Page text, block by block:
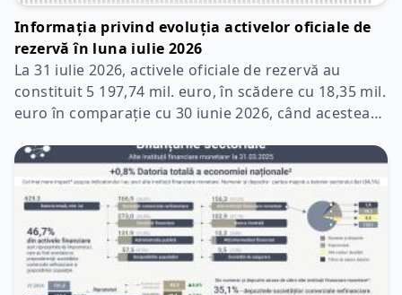
Informația privind evoluția activelor oficiale de
rezervă în luna iulie 2026
La 31 iulie 2026, activele oficiale de rezervă au
constituit 5 197,74 mil. euro, în scădere cu 18,35 mil.
euro în comparație cu 30 iunie 2026, când acestea
oficiale de rezervă a fost determinată de: plățile
aferente serviciului datoriei pub